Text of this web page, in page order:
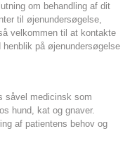
om behandling af dit
til øjenundersøgelse,
velkommen til at kontakte
på øjenundersøgelse
såvel medicinsk som
hund, kat og gnaver.
af patientens behov og